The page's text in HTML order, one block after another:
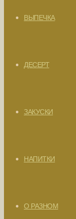
ВЫПЕЧКА
ДЕСЕРТ
ЗАКУСКИ
НАПИТКИ
О РАЗНОМ